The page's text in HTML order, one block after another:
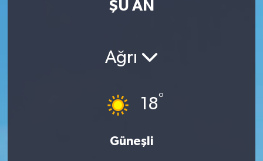
ŞU AN
Ağrı
18°
Güneşli